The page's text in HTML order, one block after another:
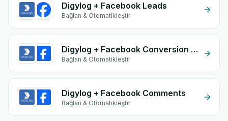
Digylog + Facebook Leads
Bağlan & Otomatikleştir
Digylog + Facebook Conversion API (CAPI)
Bağlan & Otomatikleştir
Digylog + Facebook Comments
Bağlan & Otomatikleştir